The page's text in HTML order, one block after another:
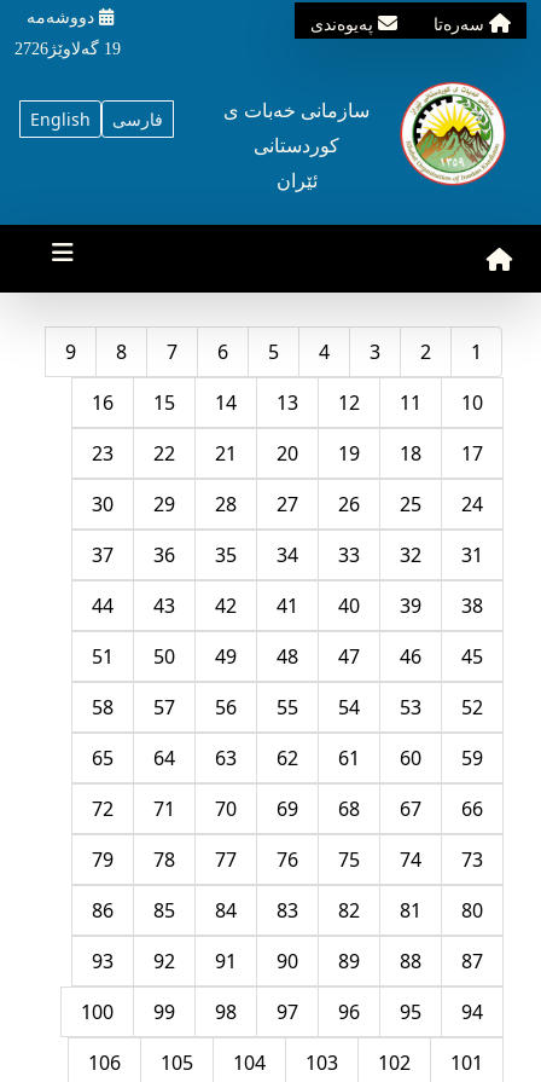
سه‌ره‌تا په‌یوه‌ندی
دووشه‌مه‌‌
19 گه‌لاوێژ2726
English فارسی
سازمانی خه‌بات ی
کوردستانی
ئێران
1
2
3
4
5
6
7
8
9
10
11
12
13
14
15
16
17
18
19
20
21
22
23
24
25
26
27
28
29
30
31
32
33
34
35
36
37
38
39
40
41
42
43
44
45
46
47
48
49
50
51
52
53
54
55
56
57
58
59
60
61
62
63
64
65
66
67
68
69
70
71
72
73
74
75
76
77
78
79
80
81
82
83
84
85
86
87
88
89
90
91
92
93
94
95
96
97
98
99
100
101
102
103
104
105
106